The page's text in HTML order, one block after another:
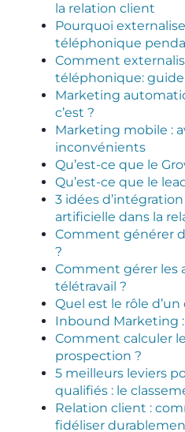
la relation client
Pourquoi
téléphonique
Comment
téléphonique:
Marketing
c’est ?
Marketing mobile :
inconvénients
Qu’est-ce que le
Qu’est-ce que le
3 idées
artificielle dans la
Comment générer
?
Comment gérer les
télétravail ?
Quel est le rôle
Inbound Marketing :
Comment calculer
prospection ?
5 meilleurs leviers
qualifiés : le
Relation client :
fidéliser